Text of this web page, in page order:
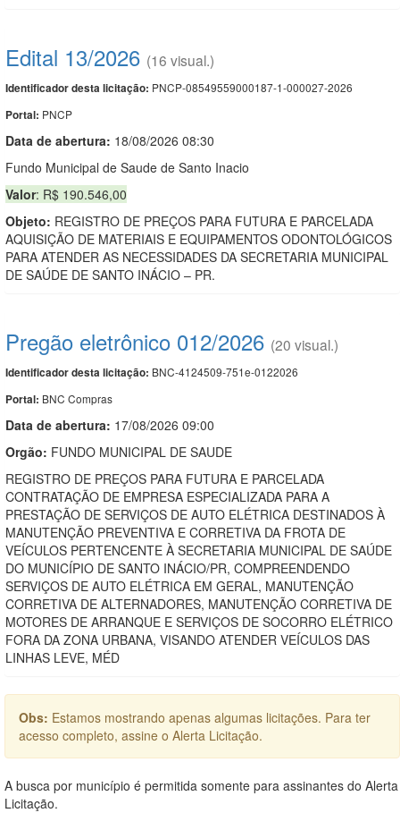
Edital 13/2026 (16 visual.)
Identificador desta licitação: PNCP-08549559000187-1-000027-2026
Portal: PNCP
Data de abertura: 18/08/2026 08:30
Fundo Municipal de Saude de Santo Inacio
Valor: R$ 190.546,00
Objeto: REGISTRO DE PREÇOS PARA FUTURA E PARCELADA
AQUISIÇÃO DE MATERIAIS E EQUIPAMENTOS ODONTOLÓGICOS
PARA ATENDER AS NECESSIDADES DA SECRETARIA MUNICIPAL
DE SAÚDE DE SANTO INÁCIO – PR.
Pregão eletrônico 012/2026 (20 visual.)
Identificador desta licitação: BNC-4124509-751e-0122026
Portal: BNC Compras
Data de abertura: 17/08/2026 09:00
Orgão: FUNDO MUNICIPAL DE SAUDE
REGISTRO DE PREÇOS PARA FUTURA E PARCELADA
CONTRATAÇÃO DE EMPRESA ESPECIALIZADA PARA A
PRESTAÇÃO DE SERVIÇOS DE AUTO ELÉTRICA DESTINADOS À
MANUTENÇÃO PREVENTIVA E CORRETIVA DA FROTA DE
VEÍCULOS PERTENCENTE À SECRETARIA MUNICIPAL DE SAÚDE
DO MUNICÍPIO DE SANTO INÁCIO/PR, COMPREENDENDO
SERVIÇOS DE AUTO ELÉTRICA EM GERAL, MANUTENÇÃO
CORRETIVA DE ALTERNADORES, MANUTENÇÃO CORRETIVA DE
MOTORES DE ARRANQUE E SERVIÇOS DE SOCORRO ELÉTRICO
FORA DA ZONA URBANA, VISANDO ATENDER VEÍCULOS DAS
LINHAS LEVE, MÉD
Obs: Estamos mostrando apenas algumas licitações. Para ter
acesso completo, assine o Alerta Licitação.
A busca por município é permitida somente para assinantes do Alerta
Licitação.